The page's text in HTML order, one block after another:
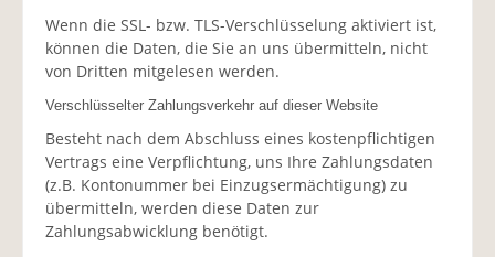
Wenn die SSL- bzw. TLS-Verschlüsselung aktiviert ist,
können die Daten, die Sie an uns übermitteln, nicht
von Dritten mitgelesen werden.
Verschlüsselter Zahlungsverkehr auf dieser Website
Besteht nach dem Abschluss eines kostenpflichtigen
Vertrags eine Verpflichtung, uns Ihre Zahlungsdaten
(z.B. Kontonummer bei Einzugsermächtigung) zu
übermitteln, werden diese Daten zur
Zahlungsabwicklung benötigt.